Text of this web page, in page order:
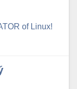
of Linux!